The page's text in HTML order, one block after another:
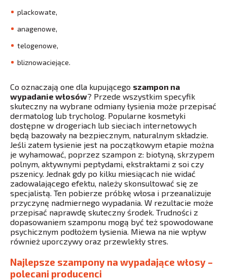
plackowate,
anagenowe,
telogenowe,
bliznowaciejące.
Co oznaczają one dla kupującego szampon na
wypadanie włosów? Przede wszystkim specyfik
skuteczny na wybrane odmiany łysienia może przepisać
dermatolog lub trycholog. Popularne kosmetyki
dostępne w drogeriach lub sieciach internetowych
będą bazowały na bezpiecznym, naturalnym składzie.
Jeśli zatem łysienie jest na początkowym etapie można
je wyhamować, poprzez szampon z: biotyną, skrzypem
polnym, aktywnymi peptydami, ekstraktami z soi czy
pszenicy. Jednak gdy po kilku miesiącach nie widać
zadowalającego efektu, należy skonsultować się ze
specjalistą. Ten pobierze próbkę włosa i przeanalizuje
przyczynę nadmiernego wypadania. W rezultacie może
przepisać naprawdę skuteczny środek. Trudności z
dopasowaniem szamponu mogą być też spowodowane
psychicznym podłożem łysienia. Miewa na nie wpływ
również uporczywy oraz przewlekły stres.
Najlepsze szampony na wypadające włosy –
polecani producenci